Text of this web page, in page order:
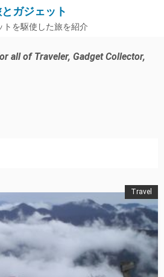
ガジェット
トを駆使した旅を紹介
all of Traveler, Gadget Collector,
Travel